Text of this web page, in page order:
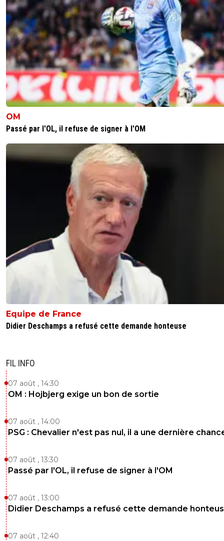
OM
Passé par l'OL, il refuse de signer à l'OM
Equipe de France
Didier Deschamps a refusé cette demande honteuse
FIL INFO
07 août , 14:30
OM : Hojbjerg exige un bon de sortie
07 août , 14:00
PSG : Chevalier n'est pas nul, il a une dernière
07 août , 13:30
Passé par l'OL, il refuse de signer à l'OM
07 août , 13:00
Didier Deschamps a refusé cette demande
07 août , 12:40